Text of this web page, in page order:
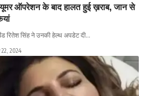
ऑपरेशन के बाद हालत हुई ख़राब, जान से
रितेश सिंह ने उनकी हेल्थ अपडेट दी…
22, 2024